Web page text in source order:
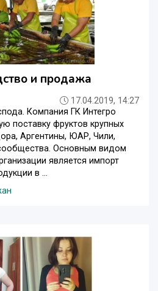
и продажа
17.04.2019, 14:27
Компания ГК Интегро
поставку фруктов крупных
Аргентины, ЮАР, Чили,
Основным видом
является импорт
в ...